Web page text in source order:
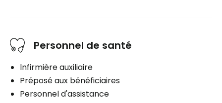
Personnel de santé
lnfirmière auxiliaire
Préposé aux bénéficiaires
Personnel d'assistance